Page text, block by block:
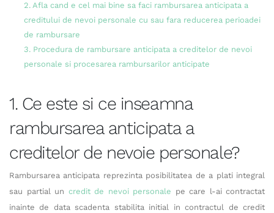
2. Afla cand e cel mai bine sa faci rambursarea anticipata a
creditului de nevoi personale cu sau fara reducerea perioadei
de rambursare
3. Procedura de rambursare anticipata a creditelor de nevoi
personale si procesarea rambursarilor anticipate
1. Ce este si ce inseamna
rambursarea anticipata a
creditelor de nevoie personale?
Rambursarea anticipata reprezinta posibilitatea de a plati integral
sau partial un credit de nevoi personale pe care l-ai contractat
inainte de data scadenta stabilita initial in contractul de credit